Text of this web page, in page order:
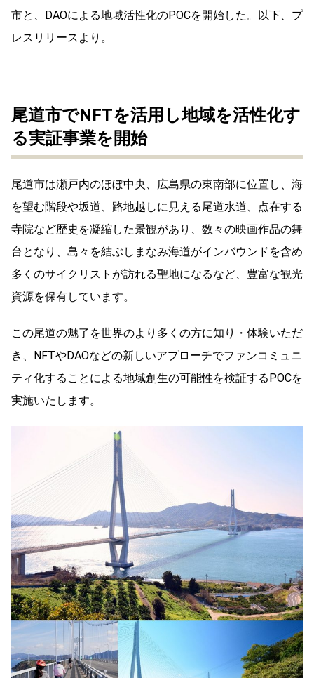
市と、DAOによる地域活性化のPOCを開始した。以下、プ
レスリリースより。
尾道市でNFTを活用し地域を活性化す
る実証事業を開始
尾道市は瀬戸内のほぼ中央、広島県の東南部に位置し、海
を望む階段や坂道、路地越しに見える尾道水道、点在する
寺院など歴史を凝縮した景観があり、数々の映画作品の舞
台となり、島々を結ぶしまなみ海道がインバウンドを含め
多くのサイクリストが訪れる聖地になるなど、豊富な観光
資源を保有しています。
この尾道の魅了を世界のより多くの方に知り・体験いただ
き、NFTやDAOなどの新しいアプローチでファンコミュニ
ティ化することによる地域創生の可能性を検証するPOCを
実施いたします。